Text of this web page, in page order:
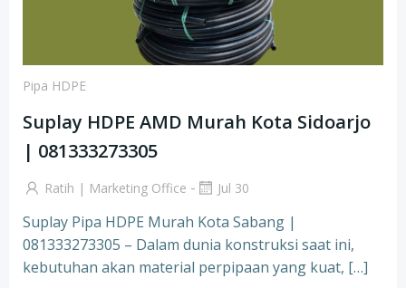
Pipa HDPE
Suplay HDPE AMD Murah Kota Sidoarjo
| 081333273305
Ratih | Marketing Office - Jul 30
Suplay Pipa HDPE Murah Kota Sabang |
081333273305 – Dalam dunia konstruksi saat ini,
kebutuhan akan material perpipaan yang kuat, […]